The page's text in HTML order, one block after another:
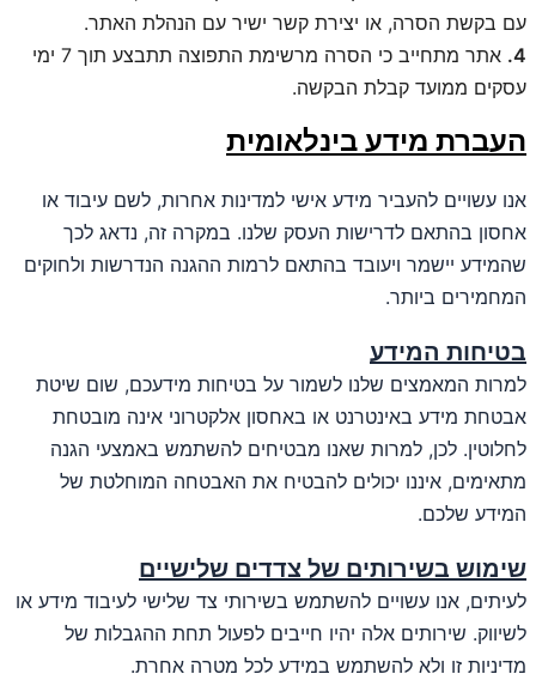
עם בקשת הסרה, או יצירת קשר ישיר עם הנהלת האתר.
4.
אתר מתחייב כי הסרה מרשימת התפוצה תתבצע תוך 7 ימי
עסקים ממועד קבלת הבקשה.
העברת מידע בינלאומית
אנו עשויים להעביר מידע אישי למדינות אחרות, לשם עיבוד או
אחסון בהתאם לדרישות העסק שלנו. במקרה זה, נדאג לכך
שהמידע יישמר ויעובד בהתאם לרמות ההגנה הנדרשות ולחוקים
המחמירים ביותר.
בטיחות המידע
למרות המאמצים שלנו לשמור על בטיחות מידעכם, שום שיטת
אבטחת מידע באינטרנט או באחסון אלקטרוני אינה מובטחת
לחלוטין. לכן, למרות שאנו מבטיחים להשתמש באמצעי הגנה
מתאימים, איננו יכולים להבטיח את האבטחה המוחלטת של
המידע שלכם.
שימוש בשירותים של צדדים שלישיים
לעיתים, אנו עשויים להשתמש בשירותי צד שלישי לעיבוד מידע או
לשיווק. שירותים אלה יהיו חייבים לפעול תחת ההגבלות של
מדיניות זו ולא להשתמש במידע לכל מטרה אחרת.